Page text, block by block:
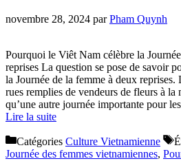
novembre 28, 2024 parPham Quynh
Pourquoi le Viêt Nam célèbre la
reprises La question se pose de savoir
la Journée de la femme à deux reprises.
rues remplies de vendeurs de fleurs à
qu’une autre journée importante pour
Lire la suite
Catégories Culture Vietnamienne
Journée des femmes vietnamiennes,